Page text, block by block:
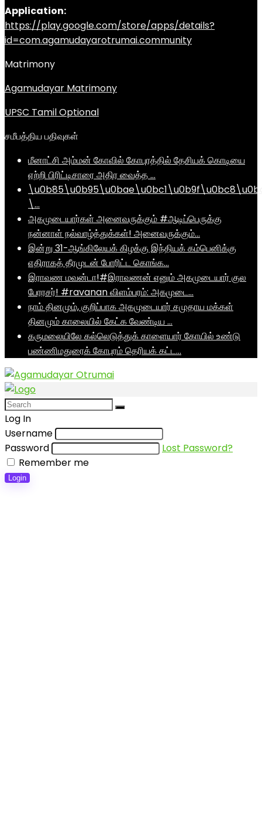
Application:
https://play.google.com/store/apps/details?
id=com.agamudayarotrumai.community
Matrimony
Agamudayar Matrimony
UPSC Tamil Optional
சமீபத்திய பதிவுகள்
மீனாட்சி அம்மன் கோவில் கோபுரத்தில் தேசியக் கொடியை
ஏற்றி பிரிட்டிசாரை அதிர வைத்த …
\…
அகமுடையார்கள் அனைவருக்கும் #ஆடிப்பெருக்கு
நன்னாள் நல்வாழ்த்துக்கள்! அனைவருக்கும்…
இன்று 31-ஆங்கிலேயக் கிழக்கு இந்தியக் கம்பெனிக்கு
எதிராகத் தீரமுடன் போரிட்ட கொங்க…
இராவண மவன்டா!#இராவணன் எனும் அகமுடையார் குல
பேரரசர்! #ravanan விளம்பரம்: அகமுடை…
நாம் தினமும், குறிப்பாக அகமுடையார் சமுதாய மக்கள்
தினமும் காலையில் கேட்க வேண்டிய …
கருமலையிலே கல்லெடுத்துக் காளையார் கோயில் உண்டு
பண்ணிமதுரைக் கோபுரம் தெரியக் கட்ட…
Log In
Username
Password
Lost Password?
Remember me
Login